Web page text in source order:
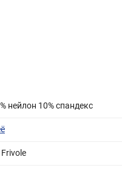
нейлон 10% спандекс
Frivole